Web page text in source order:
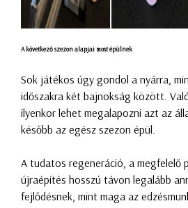
A következő szezon alapjai most épülnek
Sok játékos úgy gondol a nyárra,
időszakra két bajnokság között.
ilyenkor lehet megalapozni azt az
később az egész szezon épül.
A tudatos regeneráció, a megfelelő
újraépítés hosszú távon legalább
fejlődésnek, mint maga az